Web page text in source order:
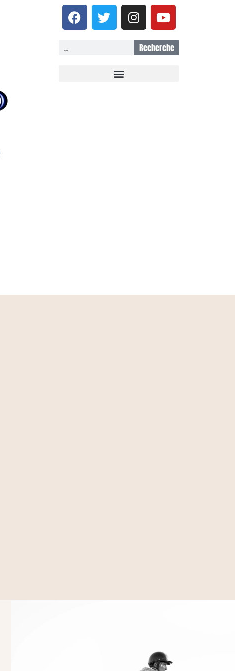
Recherche